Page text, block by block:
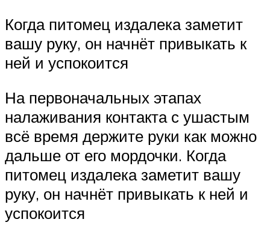
Когда питомец издалека заметит
вашу руку, он начнёт привыкать к
ней и успокоится
На первоначальных этапах
налаживания контакта с ушастым
всё время держите руки как можно
дальше от его мордочки. Когда
питомец издалека заметит вашу
руку, он начнёт привыкать к ней и
успокоится